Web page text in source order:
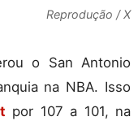
Reprodução / X
o San Antonio
na NBA. Isso
por 107 a 101, na